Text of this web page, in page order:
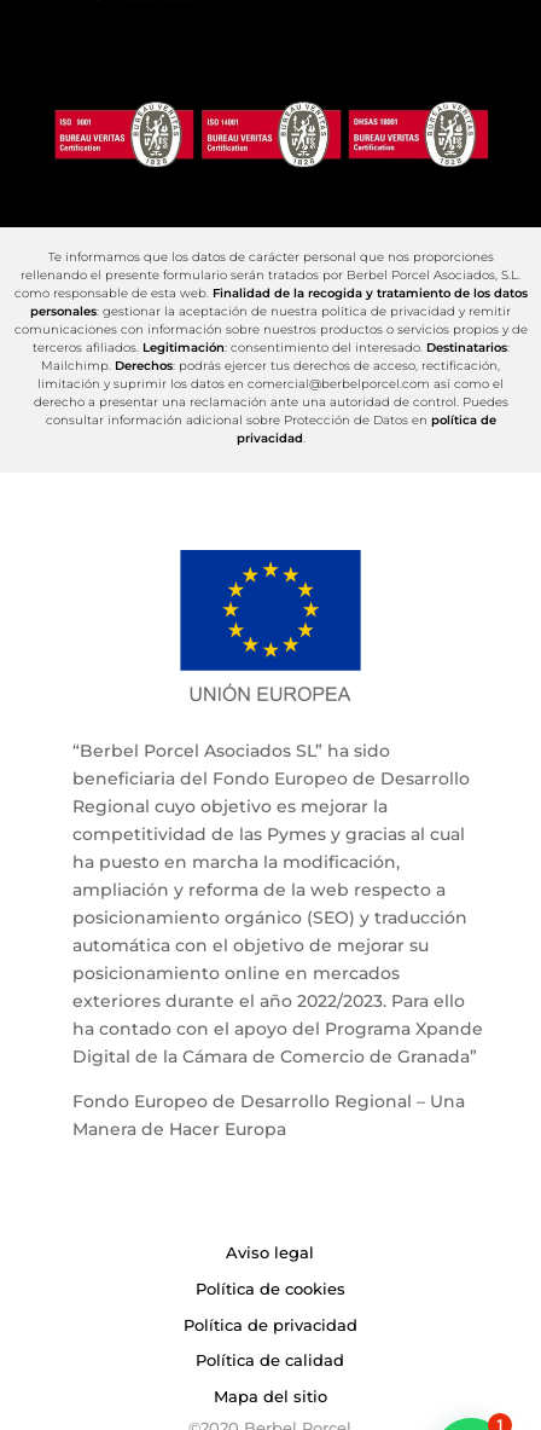
Te informamos que los datos de carácter personal que nos proporciones
rellenando el presente formulario serán tratados por Berbel Porcel Asociados, S.L.
como responsable de esta web. Finalidad de la recogida y tratamiento de los datos
personales: gestionar la aceptación de nuestra política de privacidad y remitir
comunicaciones con información sobre nuestros productos o servicios propios y de
terceros afiliados. Legitimación: consentimiento del interesado. Destinatarios:
Mailchimp. Derechos: podrás ejercer tus derechos de acceso, rectificación,
limitación y suprimir los datos en comercial@berbelporcel.com así como el
derecho a presentar una reclamación ante una autoridad de control. Puedes
consultar información adicional sobre Protección de Datos en política de
privacidad.
“Berbel Porcel Asociados SL” ha sido
beneficiaria del Fondo Europeo de Desarrollo
Regional cuyo objetivo es mejorar la
competitividad de las Pymes y gracias al cual
ha puesto en marcha la modificación,
ampliación y reforma de la web respecto a
posicionamiento orgánico (SEO) y traducción
automática con el objetivo de mejorar su
posicionamiento online en mercados
exteriores durante el año 2022/2023. Para ello
ha contado con el apoyo del Programa Xpande
Digital de la Cámara de Comercio de Granada”
Fondo Europeo de Desarrollo Regional – Una
Manera de Hacer Europa
Aviso legal
Política de cookies
Política de privacidad
Política de calidad
Mapa del sitio
1